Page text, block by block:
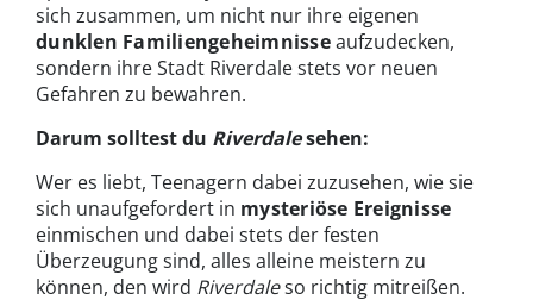
sich zusammen, um nicht nur ihre eigenen
dunklen Familiengeheimnisseaufzudecken,
sondern ihre Stadt Riverdale stets vor neuen
Gefahren zu bewahren.
Darum solltest du Riverdalesehen:
Wer es liebt, Teenagern dabei zuzusehen, wie sie
sich unaufgefordert in mysteriöse Ereignisse
einmischen und dabei stets der festen
Überzeugung sind, alles alleine meistern zu
können, den wird Riverdaleso richtig mitreißen.